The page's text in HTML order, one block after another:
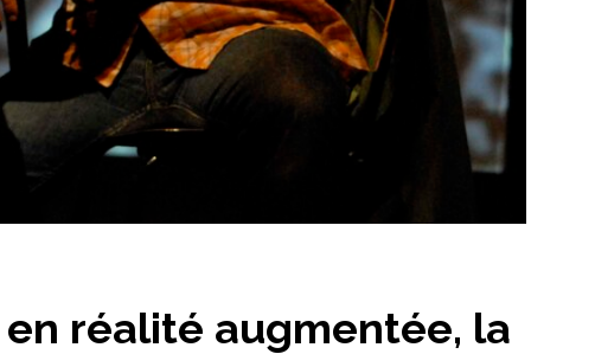
réalité augmentée, la